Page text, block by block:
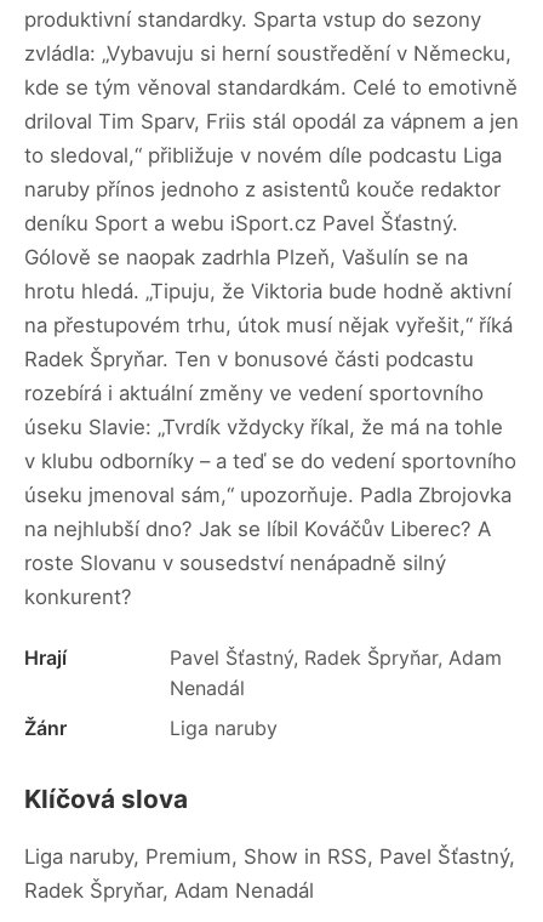
produktivní standardky. Sparta vstup do sezony
zvládla: „Vybavuju si herní soustředění v Německu,
kde se tým věnoval standardkám. Celé to emotivně
driloval Tim Sparv, Friis stál opodál za vápnem a jen
to sledoval,“ přibližuje v novém díle podcastu Liga
naruby přínos jednoho z asistentů kouče redaktor
deníku Sport a webu iSport.cz Pavel Šťastný.
Gólově se naopak zadrhla Plzeň, Vašulín se na
hrotu hledá. „Tipuju, že Viktoria bude hodně aktivní
na přestupovém trhu, útok musí nějak vyřešit,“ říká
Radek Špryňar. Ten v bonusové části podcastu
rozebírá i aktuální změny ve vedení sportovního
úseku Slavie: „Tvrdík vždycky říkal, že má na tohle
v klubu odborníky – a teď se do vedení sportovního
úseku jmenoval sám,“ upozorňuje. Padla Zbrojovka
na nejhlubší dno? Jak se líbil Kováčův Liberec? A
roste Slovanu v sousedství nenápadně silný
konkurent?
Hrají
Pavel Šťastný, Radek Špryňar, Adam
Nenadál
Žánr
Liga naruby
Klíčová slova
Liga naruby, Premium, Show in RSS, Pavel Šťastný,
Radek Špryňar, Adam Nenadál